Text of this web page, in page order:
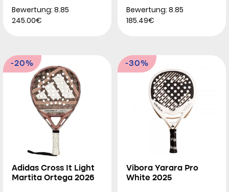
Bewertung: 8.85
245.00€
Bewertung: 8.85
185.49€
-20%
Adidas Cross It Light
Martita Ortega 2026
-30%
Vibora Yarara Pro
White 2025